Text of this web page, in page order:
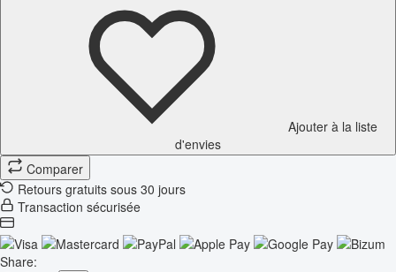
Ajouter à la liste
d'envies
Comparer
Retours gratuits sous 30 jours
Transaction sécurisée
Share: